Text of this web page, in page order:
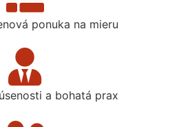
ponuka na mieru
a bohatá prax